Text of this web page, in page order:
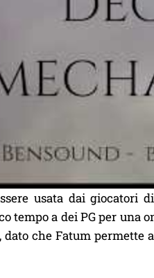
usata dai
tempo a dei PG per una
che Fatum permette